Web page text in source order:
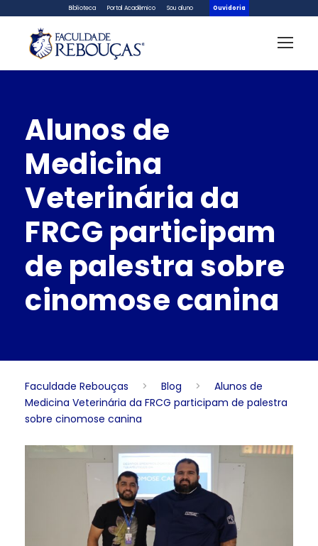
Biblioteca Portal Acadêmico Sou aluno Ouvidoria
Alunos de
Medicina
Veterinária da
FRCG participam
de palestra sobre
cinomose canina
Faculdade Rebouças > Blog >
Alunos de
Medicina Veterinária da FRCG participam de palestra
sobre cinomose canina